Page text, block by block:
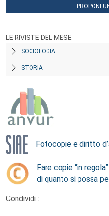
PROPONI
LE RIVISTE DEL MESE
SOCIOLOGIA
STORIA
Fotocopie e diritto
Fare copie “in
di quanto si possa
Condividi :